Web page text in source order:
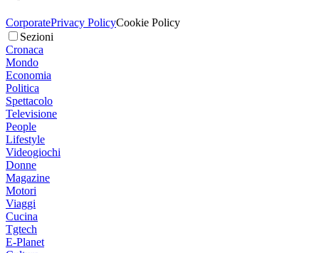
CorporatePrivacy PolicyCookie Policy
Sezioni
Cronaca
Mondo
Economia
Politica
Spettacolo
Televisione
People
Lifestyle
Videogiochi
Donne
Magazine
Motori
Viaggi
Cucina
Tgtech
E-Planet